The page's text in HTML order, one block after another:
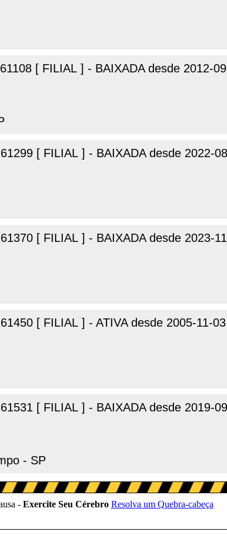
[ FILIAL ] - BAIXADA desde 2012-
[ FILIAL ] - BAIXADA desde 2022-
[ FILIAL ] - BAIXADA desde 2023-
[ FILIAL ] - ATIVA desde 2005-11-03
[ FILIAL ] - BAIXADA desde 2019-
- SP